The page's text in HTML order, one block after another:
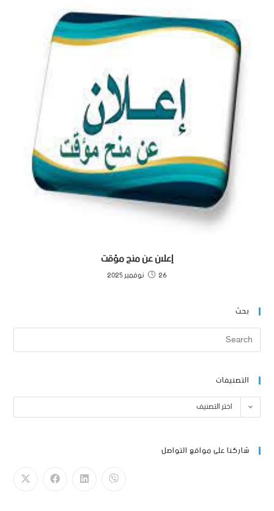
إعلان عن منح مؤقت
26 نوفمبر 2025
بحث
التصنيفات
اختر التصنيف
شاركنا على مواقع التواصل